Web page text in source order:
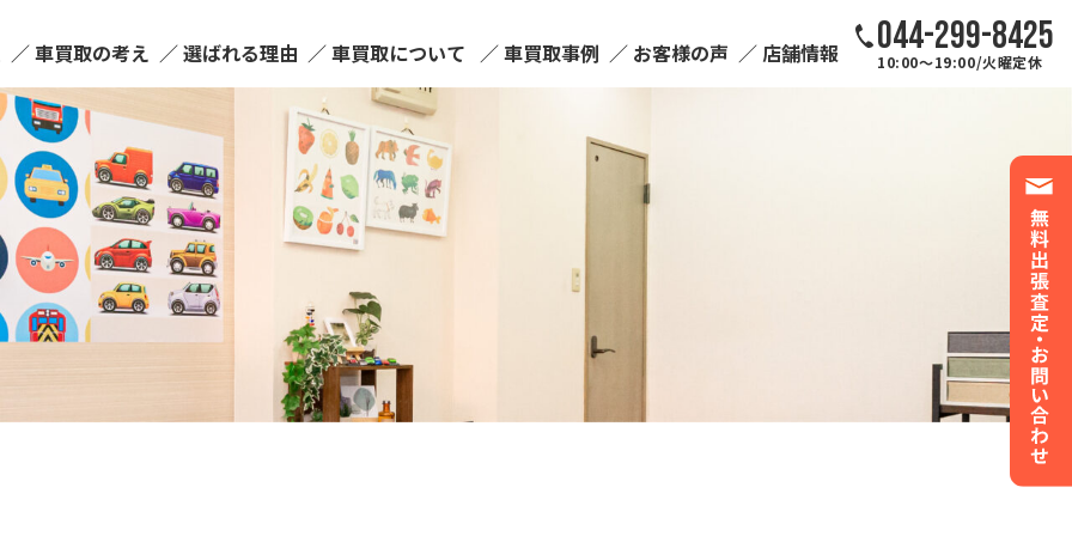
車買取の考え 選ばれる理由 車買取について 車買取事例 お客様の声 店舗情報 044-299-8425
10:00～19:00/火曜定休